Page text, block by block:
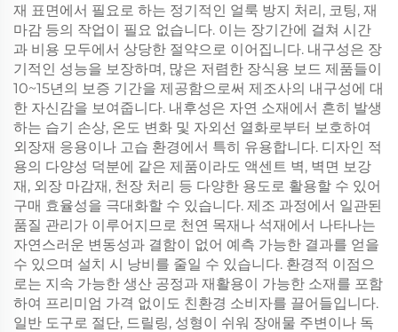
재 표면에서 필요로 하는 정기적인 얼룩 방지 처리, 코팅, 재
마감 등의 작업이 필요 없습니다. 이는 장기간에 걸쳐 시간
과 비용 모두에서 상당한 절약으로 이어집니다. 내구성은 장
기적인 성능을 보장하며, 많은 저렴한 장식용 보드 제품들이
10~15년의 보증 기간을 제공함으로써 제조사의 내구성에 대
한 자신감을 보여줍니다. 내후성은 자연 소재에서 흔히 발생
하는 습기 손상, 온도 변화 및 자외선 열화로부터 보호하여
외장재 응용이나 고습 환경에서 특히 유용합니다. 디자인 적
용의 다양성 덕분에 같은 제품이라도 액센트 벽, 벽면 보강
재, 외장 마감재, 천장 처리 등 다양한 용도로 활용할 수 있어
구매 효율성을 극대화할 수 있습니다. 제조 과정에서 일관된
품질 관리가 이루어지므로 천연 목재나 석재에서 나타나는
자연스러운 변동성과 결함이 없어 예측 가능한 결과를 얻을
수 있으며 설치 시 낭비를 줄일 수 있습니다. 환경적 이점으
로는 지속 가능한 생산 공정과 재활용이 가능한 소재를 포함
하여 프리미엄 가격 없이도 친환경 소비자를 끌어들입니다.
일반 도구로 절단, 드릴링, 성형이 쉬워 장애물 주변이나 독